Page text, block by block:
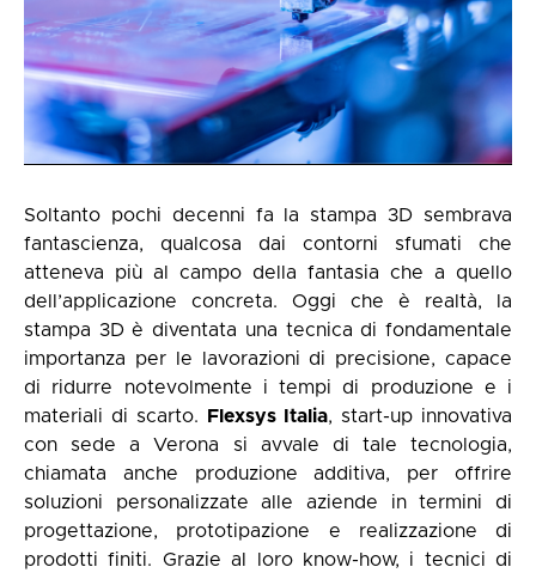
Soltanto pochi decenni fa la stampa 3D sembrava
fantascienza, qualcosa dai contorni sfumati che
atteneva più al campo della fantasia che a quello
dell’applicazione concreta. Oggi che è realtà, la
stampa 3D è diventata una tecnica di fondamentale
importanza per le lavorazioni di precisione, capace
di ridurre notevolmente i tempi di produzione e i
materiali di scarto.
Flexsys Italia, start-up innovativa
con sede a Verona si avvale di tale tecnologia,
chiamata anche produzione additiva, per offrire
soluzioni personalizzate alle aziende in termini di
progettazione, prototipazione e realizzazione di
prodotti finiti. Grazie al loro know-how, i tecnici di